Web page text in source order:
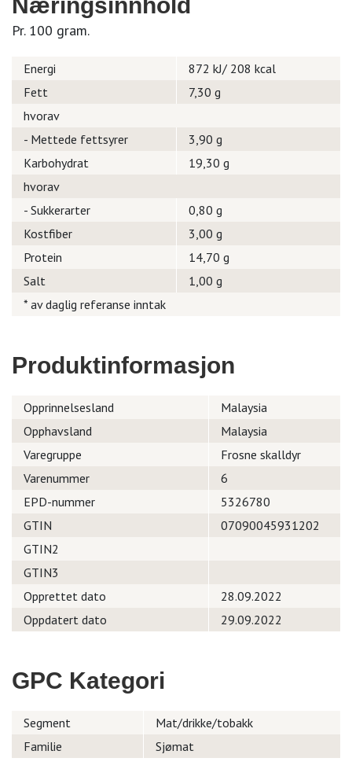
Pr. 100 gram.
Energi
872 kJ/ 208 kcal
Fett
7,30 g
hvorav
- Mettede fettsyrer
3,90 g
Karbohydrat
19,30 g
hvorav
- Sukkerarter
0,80 g
Kostfiber
3,00 g
Protein
14,70 g
Salt
1,00 g
* av daglig referanse inntak
Produktinformasjon
Opprinnelsesland
Malaysia
Opphavsland
Malaysia
Varegruppe
Frosne skalldyr
Varenummer
6
EPD-nummer
5326780
GTIN
07090045931202
GTIN2
GTIN3
Opprettet dato
28.09.2022
Oppdatert dato
29.09.2022
GPC Kategori
Segment
Mat/drikke/tobakk
Familie
Sjømat